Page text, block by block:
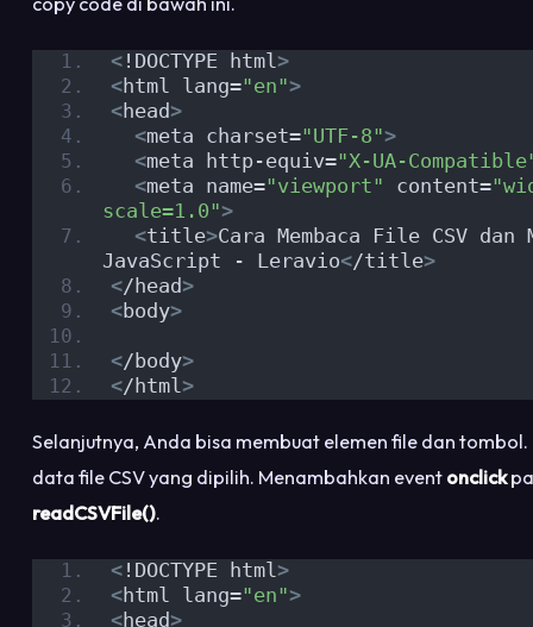
<!DOCTYPE html>
<html lang="en">
<head >
<meta charset="UTF-8">
<meta http-equiv="X-UA-
<meta name="viewport" content=
scale=1.0">
<title>Cara Membaca File CSV
JavaScript - Leravio</title>
</head >
<body>
</body>
</html>
Selanjutnya, Anda bisa membuat elemen file dan
data file CSV yang dipilih. Menambahkan event onclick
readCSVFile().
<!DOCTYPE html>
<html lang="en">
<head >